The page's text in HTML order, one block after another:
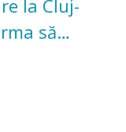
la Cluj-
să
an